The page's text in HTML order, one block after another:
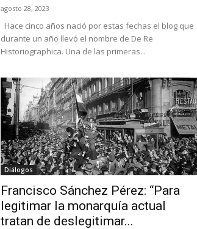
agosto 28, 2023
Hace cinco años nació por estas fechas el blog que
durante un año llevó el nombre de De Re
Historiographica. Una de las primeras...
Diálogos
Francisco Sánchez Pérez: “Para
legitimar la monarquía actual
tratan de deslegitimar...